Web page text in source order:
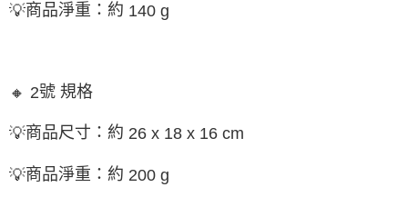
💡商品淨重：約 140 g
🔸 2號 規格
💡商品尺寸：約 26 x 18 x 16 cm
💡商品淨重：約 200 g